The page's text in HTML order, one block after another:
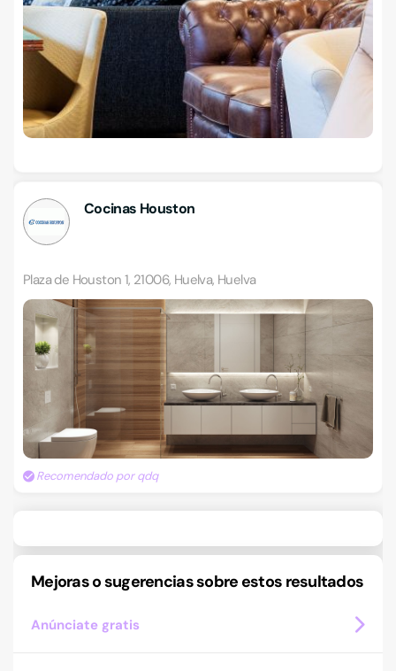
Cocinas Houston
Plaza de Houston 1, 21006, Huelva, Huelva
Recomendado por qdq
Mejoras o sugerencias sobre estos resultados
Anúnciate gratis